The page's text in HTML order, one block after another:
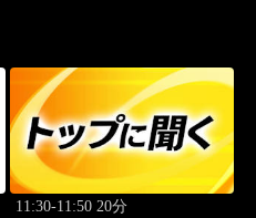
11:30-11:50 20分